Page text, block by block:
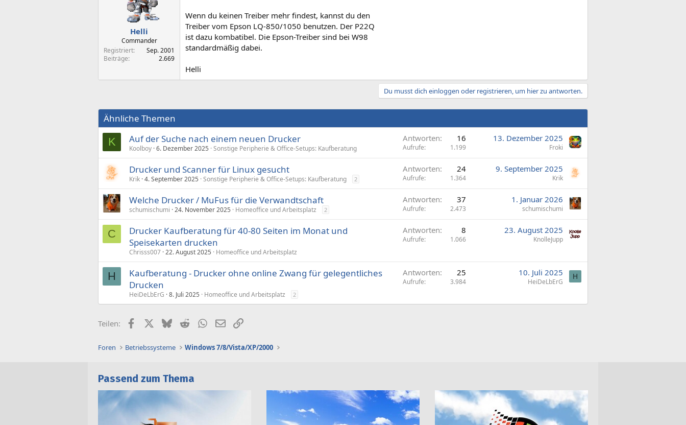
Helli
Commander
Registriert
Sep. 2001
Beiträge
2.669
Wenn du keinen Treiber mehr findest, kannst du den
Treiber vom Epson LQ-850/1050 benutzen. Der P22Q
ist dazu kombatibel. Die Epson-Treiber sind bei W98
standardmäßig dabei.
Helli
Du musst dich einloggen oder registrieren, um hier zu antworten.
Ähnliche Themen
K Auf der Suche nach einem neuen Drucker
Koolboy 6. Dezember 2025 Sonstige Peripherie & Office-Setups: Kaufberatung
Antworten 16
Aufrufe 1.199
13. Dezember 2025
Froki
Drucker und Scanner für Linux gesucht
Krik 4. September 2025 Sonstige Peripherie & Office-Setups: Kaufberatung 2
Antworten 24
Aufrufe 1.364
9. September 2025
Krik
Welche Drucker / MuFus für die Verwandtschaft
schumischumi 24. November 2025 Homeoffice und Arbeitsplatz 2
Antworten 37
Aufrufe 2.473
1. Januar 2026
schumischumi
C
Drucker Kaufberatung für 40-80 Seiten im Monat und
Speisekarten drucken
Chrisss007 22. August 2025 Homeoffice und Arbeitsplatz
Antworten 8
Aufrufe 1.066
23. August 2025
KnolleJupp
H
Kaufberatung - Drucker ohne online Zwang für gelegentliches
Drucken
HeiDeLbErG 8. Juli 2025 Homeoffice und Arbeitsplatz 2
Antworten 25
Aufrufe 3.984
10. Juli 2025
HeiDeLbErG
H
Teilen: FacebookX (Twitter)
BlueskyRedditWhatsApp
E-MailLink
Foren Betriebssysteme Windows 7/8/Vista/XP/2000
Passend zum Thema